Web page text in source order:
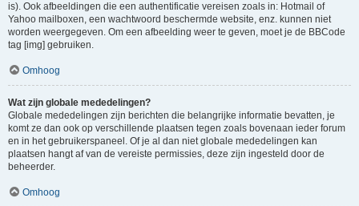
is). Ook afbeeldingen die een authentificatie vereisen zoals in: Hotmail of
Yahoo mailboxen, een wachtwoord beschermde website, enz. kunnen niet
worden weergegeven. Om een afbeelding weer te geven, moet je de BBCode
tag [img] gebruiken.
Omhoog
Wat zijn globale mededelingen?
Globale mededelingen zijn berichten die belangrijke informatie bevatten, je
komt ze dan ook op verschillende plaatsen tegen zoals bovenaan ieder forum
en in het gebruikerspaneel. Of je al dan niet globale mededelingen kan
plaatsen hangt af van de vereiste permissies, deze zijn ingesteld door de
beheerder.
Omhoog